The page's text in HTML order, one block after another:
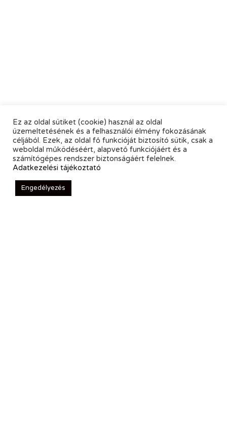
Ez az oldal sütiket (cookie) használ az oldal
üzemeltetésének és a felhasználói élmény fokozásának
céljából. Ezek, az oldal fő funkcióját biztosító sütik, csak a
weboldal működéséért, alapvető funkciójáért és a
számítógépes rendszer biztonságáért felelnek.
Adatkezelési tájékoztató
Engedélyezés